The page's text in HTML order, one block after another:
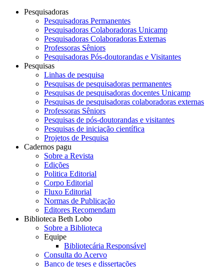
Pesquisadoras
Pesquisadoras Permanentes
Pesquisadoras Colaboradoras Unicamp
Pesquisadoras Colaboradoras Externas
Professoras Sêniors
Pesquisadoras Pós-doutorandas e Visitantes
Pesquisas
Linhas de pesquisa
Pesquisas de pesquisadoras permanentes
Pesquisas de pesquisadoras docentes Unicamp
Pesquisas de pesquisadoras colaboradoras externas
Professoras Sêniors
Pesquisas de pós-doutorandas e visitantes
Pesquisas de iniciação científica
Projetos de Pesquisa
Cadernos pagu
Sobre a Revista
Edições
Politica Editorial
Corpo Editorial
Fluxo Editorial
Normas de Publicação
Editores Recomendam
Biblioteca Beth Lobo
Sobre a Biblioteca
Equipe
Bibliotecária Responsável
Consulta do Acervo
Banco de teses e dissertações